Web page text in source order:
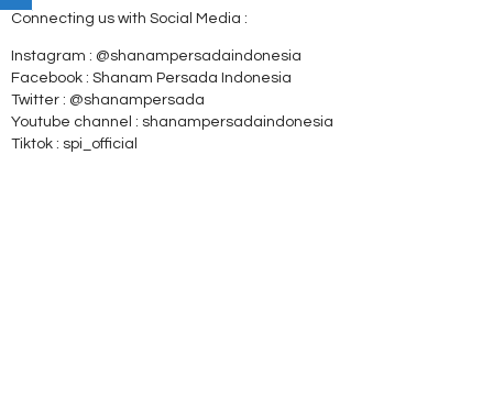
Connecting us with Social Media :
Instagram : @shanampersadaindonesia
Facebook : Shanam Persada Indonesia
Twitter : @shanampersada
Youtube channel : shanampersadaindonesia
Tiktok : spi_official